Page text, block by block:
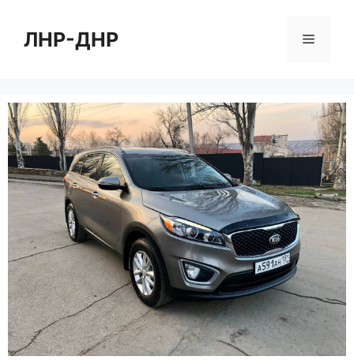
содержимому
ЛНР-ДНР Меню